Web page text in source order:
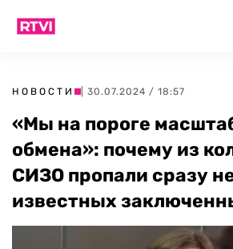
НОВОСТИ | 30.07.2024 / 18:57
«Мы на пороге
обмена»: почему из
СИЗО пропали сразу
известных